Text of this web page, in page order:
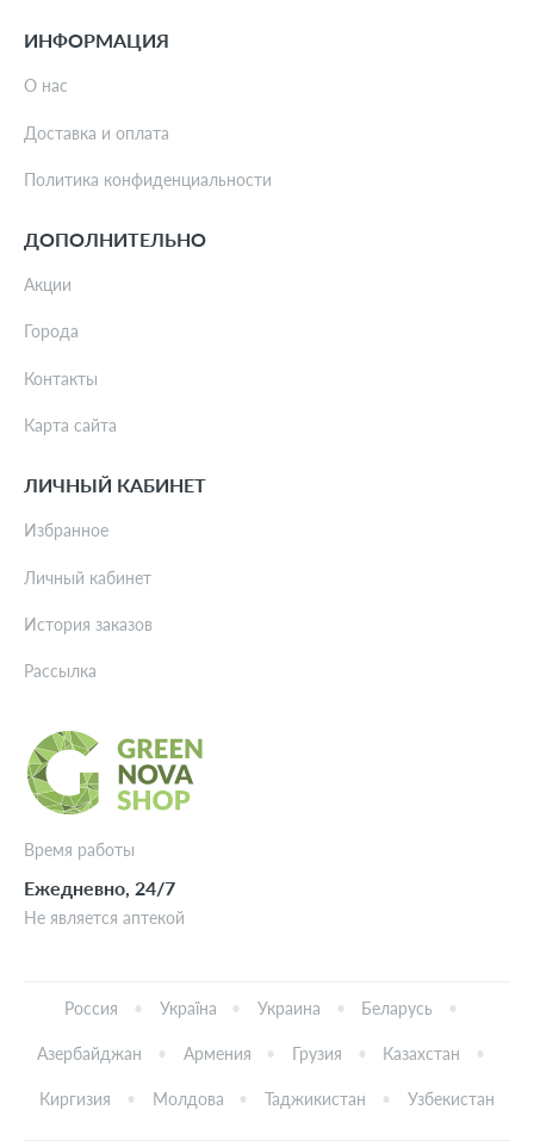
Время работы
Ежедневно, 24/7
Не является аптекой
ИНФОРМАЦИЯ
О нас
Доставка и оплата
Политика конфиденциальности
ДОПОЛНИТЕЛЬНО
Акции
Города
Контакты
Карта сайта
ЛИЧНЫЙ КАБИНЕТ
Избранное
Личный кабинет
История заказов
Рассылка
Россия Україна Украина Беларусь
Азербайджан Армения Грузия Казахстан
Киргизия Молдова Таджикистан Узбекистан